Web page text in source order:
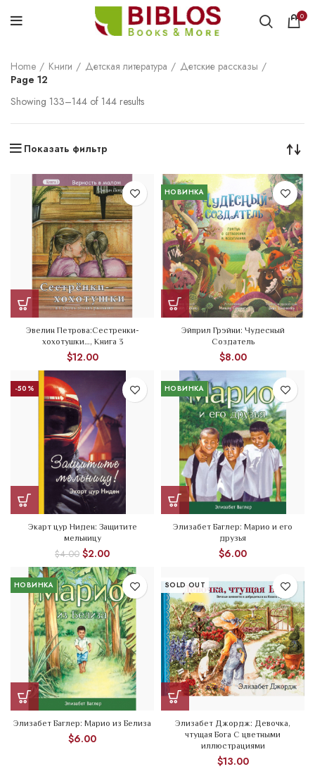
0
Home Книги Детская литература
Детские рассказы
Page 12
Showing 133–144 of 144 results
Показать фильтр
Эвелин Петрова:Сестренки-
хохотушки…, Книга 3
$12.00
НОВИНКА
Эйприл Грэйни: Чудесный
Создатель
$8.00
-50%
Экарт цур Ниден: Защитите
мельницу
$4.00 $2.00
НОВИНКА
Элизабет Баглер: Марио и его
друзья
$6.00
НОВИНКА
Элизабет Баглер: Марио из Белиза
$6.00
SOLD OUT
Элизабет Джордж: Девочка,
чтущая Бога C цветными
иллюстрациями
$13.00